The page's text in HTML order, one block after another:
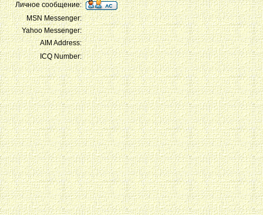
Личное сообщение:
MSN Messenger:
Yahoo Messenger:
AIM Address:
ICQ Number: